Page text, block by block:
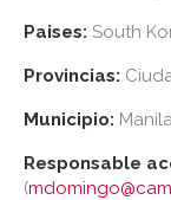
Paises: South
Provincias:
Municipio:
Responsable
(